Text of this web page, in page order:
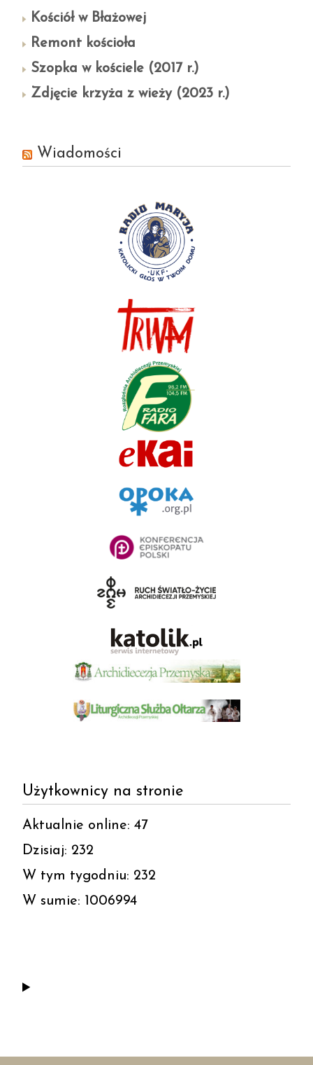
Kościół w Błażowej
Remont kościoła
Szopka w kościele (2017 r.)
Zdjęcie krzyża z wieży (2023 r.)
Wiadomości
Użytkownicy na stronie
Aktualnie online: 47
Dzisiaj: 232
W tym tygodniu: 232
W sumie: 1006994